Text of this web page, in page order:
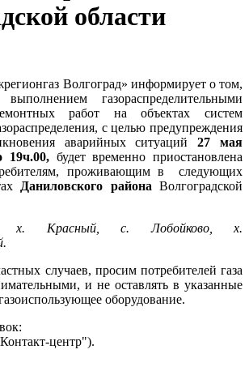
области
Волгоград» информирует о том,
газораспределительными
работ на объектах систем
с целью предупреждения
аварийных ситуаций27 мая
19ч.00,будет временно приостановлена
проживающим в следующих
Даниловского района Волгоградской
х. Красный, с. Лобойково, х.
случаев, просим потребителей газа
и не оставлять в указанные
оборудование.
центр").